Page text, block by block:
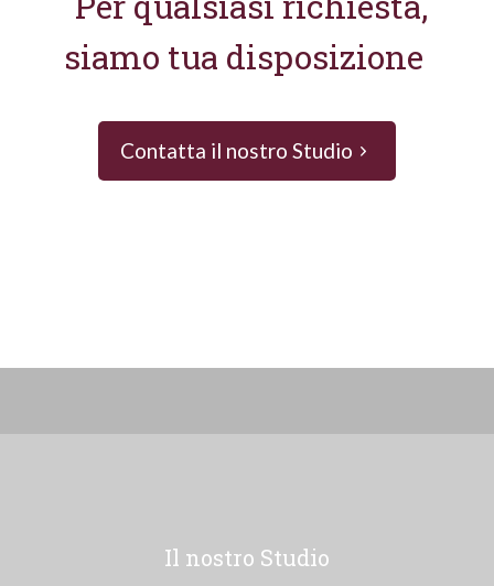
siamo tua disposizione
Contatta il nostro Studio
Il nostro Studio